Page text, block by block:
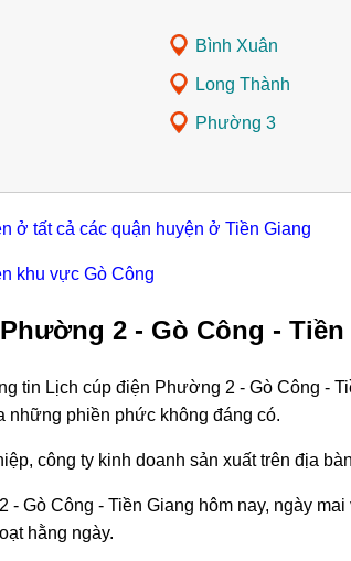
Bình Xuân
Long Thành
Phường 3
ở tất cả các quận huyện ở Tiền Giang
khu vực Gò Công
2 - Gò Công -
tin Lịch cúp điện Phường 2 - Gò Công -
những phiền phức không đáng có.
công ty kinh doanh sản xuất trên địa
- Gò Công - Tiền Giang hôm nay, ngày
hằng ngày.